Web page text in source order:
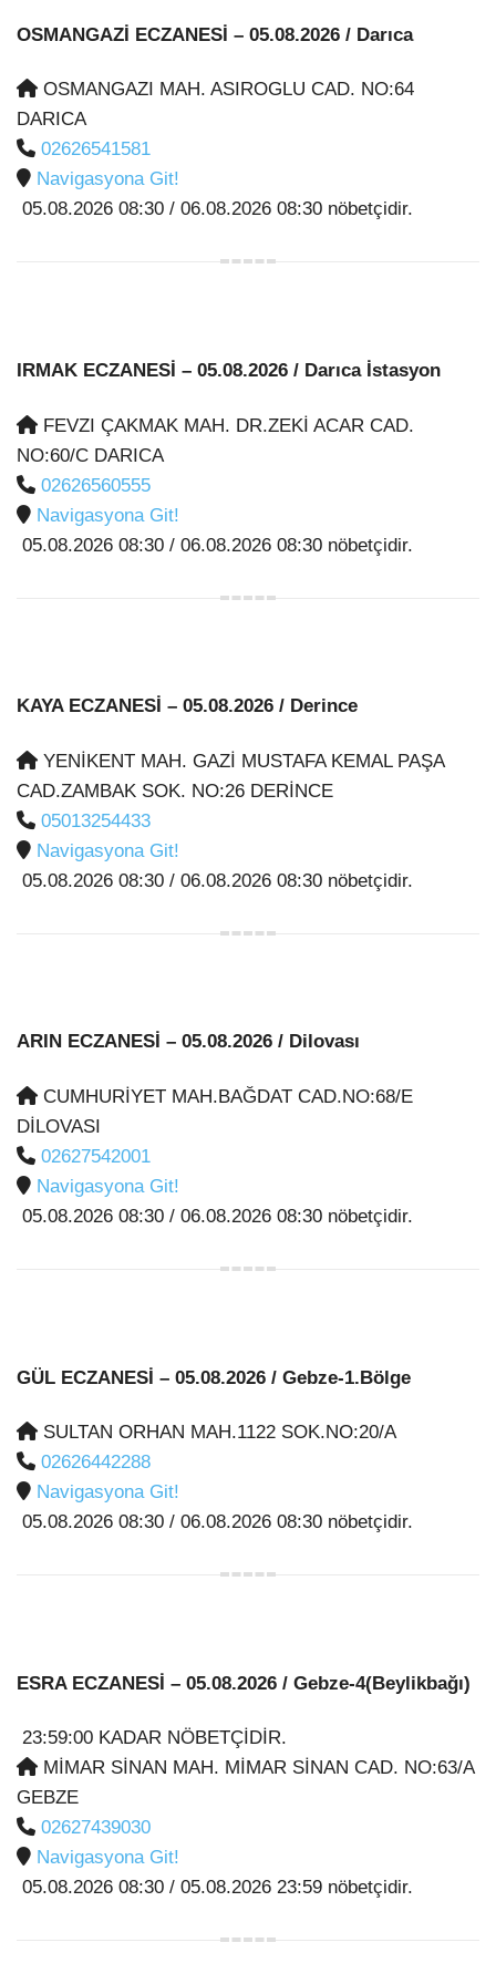
OSMANGAZİ ECZANESİ – 05.08.2026 / Darıca
OSMANGAZI MAH. ASIROGLU CAD. NO:64
DARICA
02626541581
Navigasyona Git!
05.08.2026 08:30 / 06.08.2026 08:30 nöbetçidir.
IRMAK ECZANESİ – 05.08.2026 / Darıca İstasyon
FEVZI ÇAKMAK MAH. DR.ZEKİ ACAR CAD.
NO:60/C DARICA
02626560555
Navigasyona Git!
05.08.2026 08:30 / 06.08.2026 08:30 nöbetçidir.
KAYA ECZANESİ – 05.08.2026 / Derince
YENİKENT MAH. GAZİ MUSTAFA KEMAL PAŞA
CAD.ZAMBAK SOK. NO:26 DERİNCE
05013254433
Navigasyona Git!
05.08.2026 08:30 / 06.08.2026 08:30 nöbetçidir.
ARIN ECZANESİ – 05.08.2026 / Dilovası
CUMHURİYET MAH.BAĞDAT CAD.NO:68/E
DİLOVASI
02627542001
Navigasyona Git!
05.08.2026 08:30 / 06.08.2026 08:30 nöbetçidir.
GÜL ECZANESİ – 05.08.2026 / Gebze-1.Bölge
SULTAN ORHAN MAH.1122 SOK.NO:20/A
02626442288
Navigasyona Git!
05.08.2026 08:30 / 06.08.2026 08:30 nöbetçidir.
ESRA ECZANESİ – 05.08.2026 / Gebze-4(Beylikbağı)
23:59:00 KADAR NÖBETÇİDİR.
MİMAR SİNAN MAH. MİMAR SİNAN CAD. NO:63/A
GEBZE
02627439030
Navigasyona Git!
05.08.2026 08:30 / 05.08.2026 23:59 nöbetçidir.